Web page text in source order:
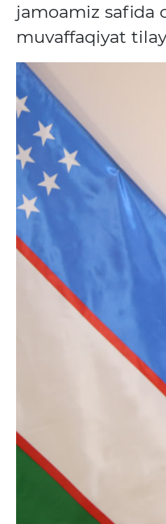
jamoamiz safida
muvaffaqiyat